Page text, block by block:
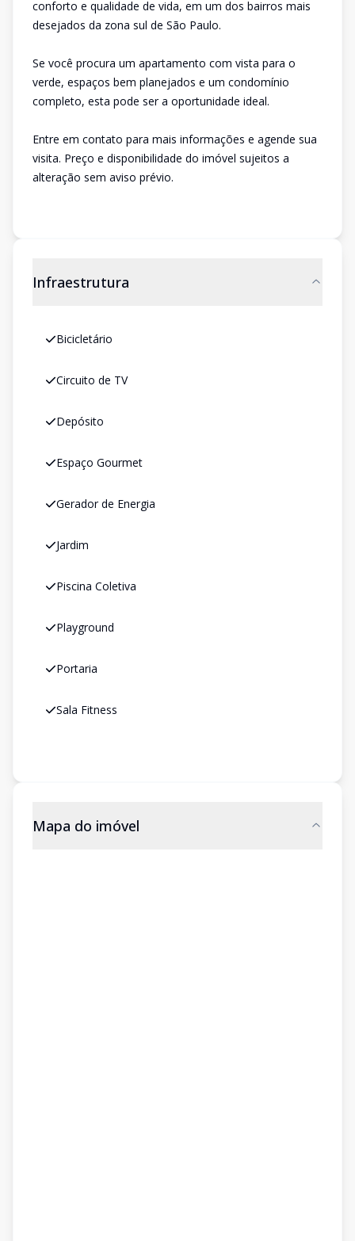
conforto e qualidade de vida, em um dos bairros mais
desejados da zona sul de São Paulo.
Se você procura um apartamento com vista para o
verde, espaços bem planejados e um condomínio
completo, esta pode ser a oportunidade ideal.
Entre em contato para mais informações e agende sua
visita. Preço e disponibilidade do imóvel sujeitos a
alteração sem aviso prévio.
Infraestrutura
Bicicletário
Circuito de TV
Depósito
Espaço Gourmet
Gerador de Energia
Jardim
Piscina Coletiva
Playground
Portaria
Sala Fitness
Mapa do imóvel